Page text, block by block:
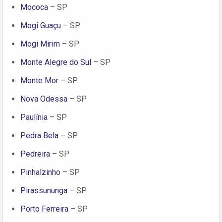
Mococa – SP
Mogi Guaçu – SP
Mogi Mirim – SP
Monte Alegre do Sul – SP
Monte Mor – SP
Nova Odessa – SP
Paulínia – SP
Pedra Bela – SP
Pedreira – SP
Pinhalzinho – SP
Pirassununga – SP
Porto Ferreira – SP